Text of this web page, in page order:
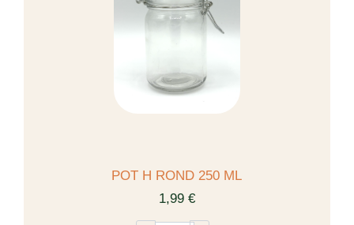
POT H ROND 250 ML
1,99 €